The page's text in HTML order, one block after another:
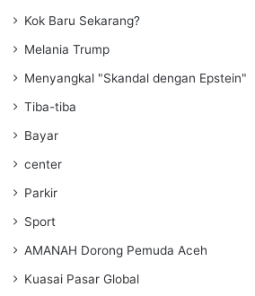
Kok Baru Sekarang?
Melania Trump
Menyangkal "Skandal dengan Epstein"
Tiba-tiba
Bayar
center
Parkir
Sport
AMANAH Dorong Pemuda Aceh
Kuasai Pasar Global